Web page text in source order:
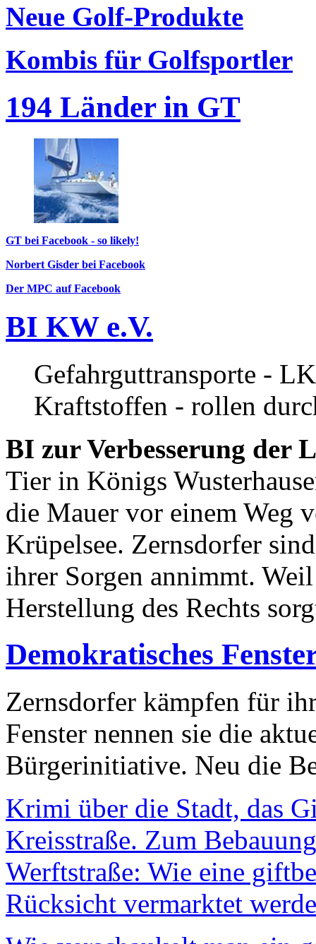
Neue Golf-Produkte
Kombis für Golfsportler
194 Länder in GT
GT bei Facebook - so likely!
Norbert Gisder bei Facebook
Der MPC auf Facebook
BI KW e.V.
Gefahrguttransporte -
Kraftstoffen - rollen
BI zur Verbesserung der
Tier in Königs
die Mauer vor einem Weg
Krüpelsee. Zernsdorfer
ihrer Sorgen annimmt.
Herstellung des Rechts
Demokratisches
Zernsdorfer kämpfen für
Fenster nennen sie die
Bürgerinitiative. Neu die
Krimi über die Stadt, das
Kreisstraße. Zum
Werftstraße: Wie eine
Rücksicht vermarktet